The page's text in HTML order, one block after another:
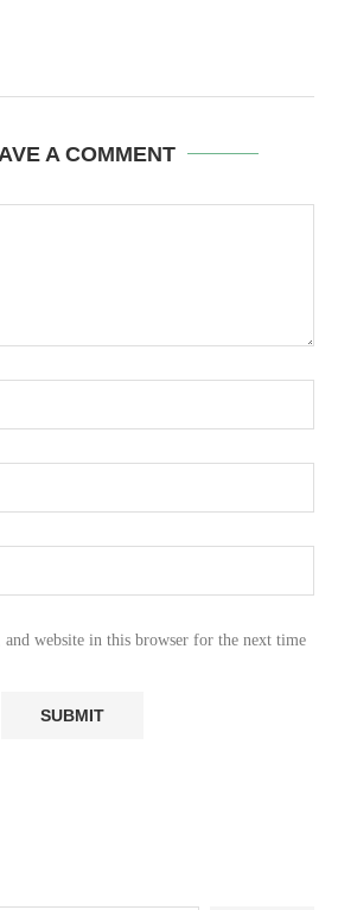
A COMMENT
and website in this browser for the next time